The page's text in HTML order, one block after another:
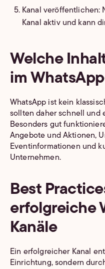
Kanal veröffentlichen:
Kanal aktiv und kann
Welche
im
WhatsApp ist kein
sollten daher schnell und
Besonders gut
Angebote und Aktionen,
Eventinformationen und
Unternehmen.
Best
erfolgreiche
Kanäle
Ein erfolgreicher Kanal
Einrichtung, sondern